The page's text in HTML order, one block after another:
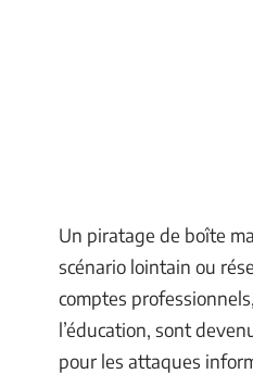
Un piratage de boîte
scénario lointain ou
comptes
l’éducation, sont
pour les attaques